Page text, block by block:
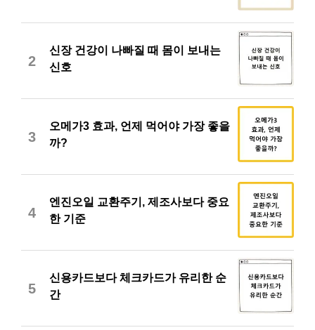
2
신장 건강이 나빠질 때 몸이 보내는
신호
3
오메가3 효과, 언제 먹어야 가장 좋을
까?
4
엔진오일 교환주기, 제조사보다 중요
한 기준
5
신용카드보다 체크카드가 유리한 순
간